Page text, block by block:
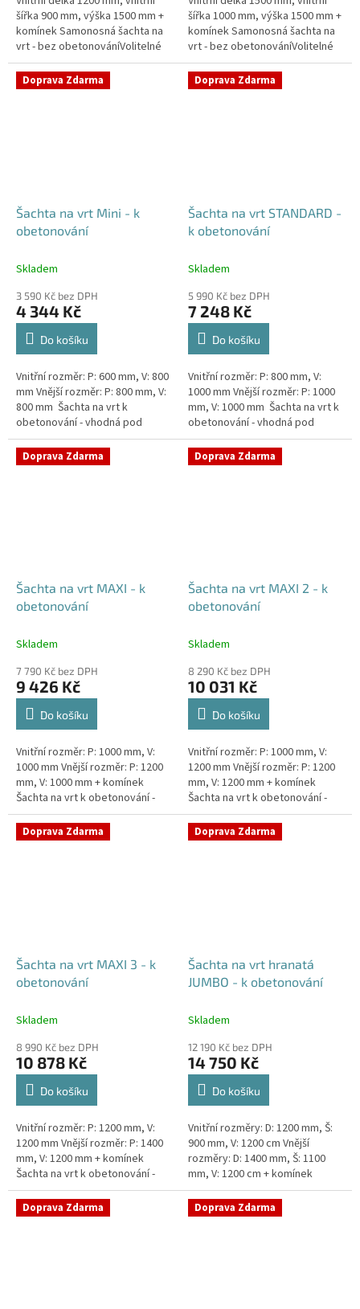
šířka 900 mm, výška 1500 mm +
komínek Samonosná šachta na
vrt - bez obetonováníVolitelné
průměry i pozice prostupů na
pažení vrtu, hadice i...
šířka 1000 mm, výška 1500 mm +
komínek Samonosná šachta na
vrt - bez obetonováníVolitelné
průměry i pozice prostupů na
pažení vrtu, hadice i...
Doprava Zdarma
Šachta na vrt Mini - k
obetonování
Skladem
3 590 Kč bez DPH
4 344 Kč
Do košíku
Vnitřní rozměr: P: 600 mm, V: 800
mm Vnější rozměr: P: 800 mm, V:
800 mm Šachta na vrt k
obetonování - vhodná pod
parkovací stání, komunikace
nebo do míst vyšším...
Doprava Zdarma
Šachta na vrt STANDARD -
k obetonování
Skladem
5 990 Kč bez DPH
7 248 Kč
Do košíku
Vnitřní rozměr: P: 800 mm, V:
1000 mm Vnější rozměr: P: 1000
mm, V: 1000 mm Šachta na vrt k
obetonování - vhodná pod
parkovací stání, komunikace
nebo do míst vyšším...
Doprava Zdarma
Šachta na vrt MAXI - k
obetonování
Skladem
7 790 Kč bez DPH
9 426 Kč
Do košíku
Vnitřní rozměr: P: 1000 mm, V:
1000 mm Vnější rozměr: P: 1200
mm, V: 1000 mm + komínek
Šachta na vrt k obetonování -
vhodná pod parkovací stání,
komunikace nebo do míst...
Doprava Zdarma
Šachta na vrt MAXI 2 - k
obetonování
Skladem
8 290 Kč bez DPH
10 031 Kč
Do košíku
Vnitřní rozměr: P: 1000 mm, V:
1200 mm Vnější rozměr: P: 1200
mm, V: 1200 mm + komínek
Šachta na vrt k obetonování -
vhodná pod parkovací stání,
komunikace nebo do míst...
Doprava Zdarma
Šachta na vrt MAXI 3 - k
obetonování
Skladem
8 990 Kč bez DPH
10 878 Kč
Do košíku
Vnitřní rozměr: P: 1200 mm, V:
1200 mm Vnější rozměr: P: 1400
mm, V: 1200 mm + komínek
Šachta na vrt k obetonování -
vhodná pod parkovací stání,
komunikace nebo do míst...
Doprava Zdarma
Šachta na vrt hranatá
JUMBO - k obetonování
Skladem
12 190 Kč bez DPH
14 750 Kč
Do košíku
Vnitřní rozměry: D: 1200 mm, Š:
900 mm, V: 1200 cm Vnější
rozměry: D: 1400 mm, Š: 1100
mm, V: 1200 cm + komínek
Šachta na vrt k obetonování -
vhodná pod parkovací...
Doprava Zdarma Doprava Zdarma